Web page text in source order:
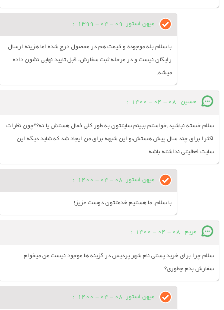
میهن استور 09 - 04 - 1399
:
با سلام بله موجوده و قیمت هم در محصول درج شده اما هزینه ارسال
رایگان نیست و در مرحله ثبت سفارش، قبل تایید نهایی نشون داده
میشه.
حسین 08 - 04 - 1400
:
سلام خسته نباشید.خواستم ببینم سایتتون به طور کلی فعال هستش یا نه؟؟چون نظرات
اکثرا برای چند سال پیش هستش،و این شبهه برای من ایجاد شد که شاید دیگه این
سایت فعالیتی نداشته باشه
میهن استور 08 - 04 - 1400
:
با سلام. ما هستیم خدمتتون دوست عزیز!
مریم 08 - 04 - 1400
:
سلام چرا برای خرید پستی نام شهر پردیس در گزینه ها موجود نیست من میخوام
سفارش بدم چطوری؟
میهن استور 08 - 04 - 1400
: